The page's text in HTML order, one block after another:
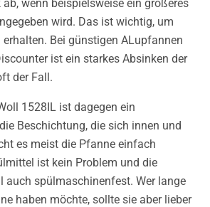
wenn beispielsweise ein größeres
wird. Das ist wichtig, um
erhalten. Bei günstigen ALupfannen
ist ein starkes Absinken der
der Fall.
1528IL ist dagegen ein
Beschichtung, die sich innen und
es meist die Pfanne einfach
ist kein Problem und die
auch spülmaschinenfest. Wer lange
haben möchte, sollte sie aber lieber